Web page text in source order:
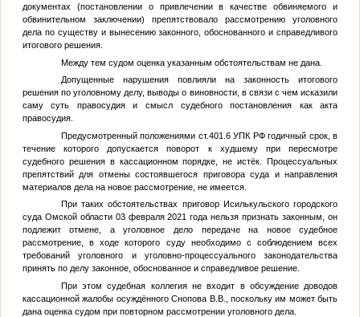
документах (постановлении о привлечении в качестве обвиняемого и
обвинительном заключении) препятствовало рассмотрению уголовного
дела по существу и вынесению законного, обоснованного и справедливого
итогового решения.
Между тем судом оценка указанным обстоятельствам не дана.
Допущенные нарушения повлияли на законность итогового
решения по уголовному делу, выводы о виновности, в связи с чем исказили
саму суть правосудия и смысл судебного постановления как акта
правосудия.
Предусмотренный положениями ст.401.6 УПК РФ годичный срок, в
течение которого допускается поворот к худшему при пересмотре
судебного решения в кассационном порядке, не истёк. Процессуальных
препятствий для отмены состоявшегося приговора суда и направления
материалов дела на новое рассмотрение, не имеется.
При таких обстоятельствах приговор Исилькульского городского
суда Омской области 03 февраля 2021 года нельзя признать законным, он
подлежит отмене, а уголовное дело передаче на новое судебное
рассмотрение, в ходе которого суду необходимо с соблюдением всех
требований уголовного и уголовно-процессуального законодательства
принять по делу законное, обоснованное и справедливое решение.
При этом судебная коллегия не входит в обсуждение доводов
кассационной жалобы осуждённого Снопова В.В., поскольку им может быть
дана оценка судом при повторном рассмотрении уголовного дела.